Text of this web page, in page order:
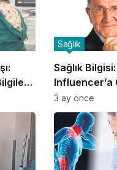
Sağlık
Influencer’a
Sağlık
3 ay önce